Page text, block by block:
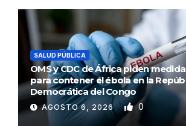
SALUD PÚBLICA
OMS y CDC de África piden
para contener el ébola en la
Democrática del Congo
AGOSTO 6, 2026 0